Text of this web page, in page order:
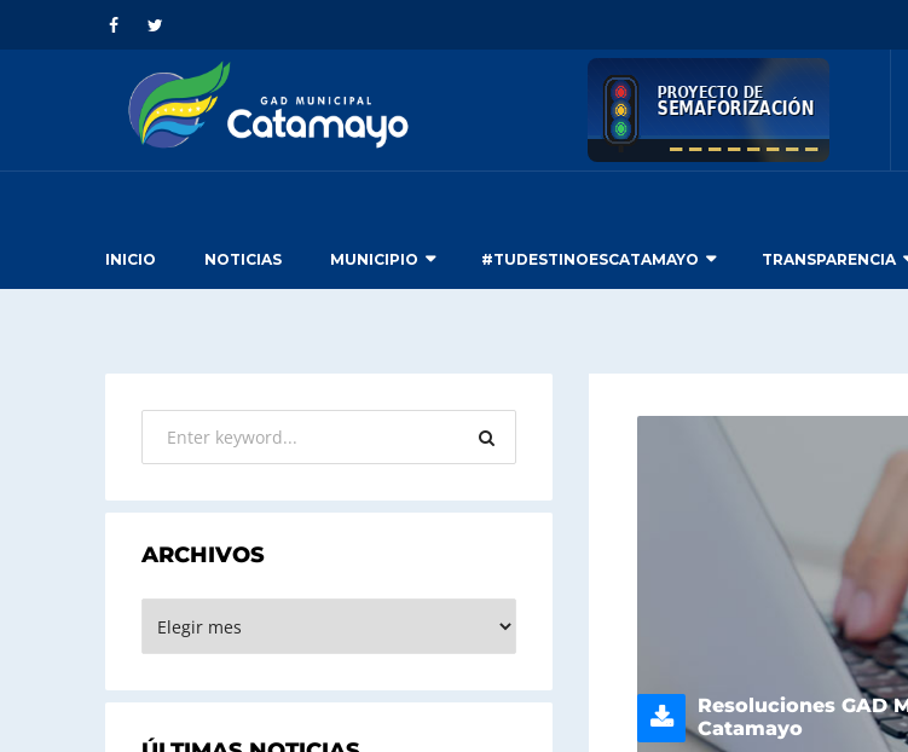
INICIO NOTICIAS MUNICIPIO #TUDESTINOESCATAMAYO TRANSPARENCIA
Resoluciones GAD
Catamayo
ARCHIVOS